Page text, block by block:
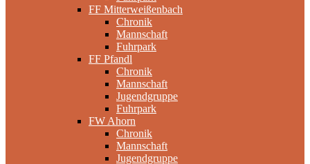
FF Mitterweißenbach
Chronik
Mannschaft
Fuhrpark
FF Pfandl
Chronik
Mannschaft
Jugendgruppe
Fuhrpark
FW Ahorn
Chronik
Mannschaft
Jugendgruppe